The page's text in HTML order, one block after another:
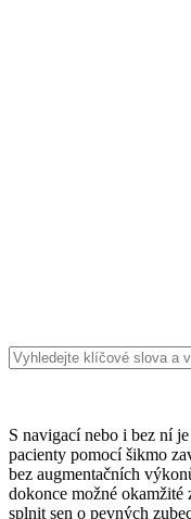
Vyhledat
S navigací nebo i bez ní
pacienty pomocí šikmo
bez augmentačních
dokonce možné okamžité
splnit sen o pevných